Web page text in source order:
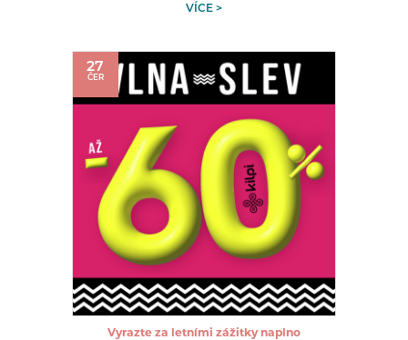
VÍCE >
27
ČER
Vyrazte za letními zážitky naplno